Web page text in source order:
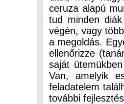
ceruza alapú
tud minden
végén, vagy
a megoldás.
ellenőrizze
saját
Van, amelyik
feladatelem
további